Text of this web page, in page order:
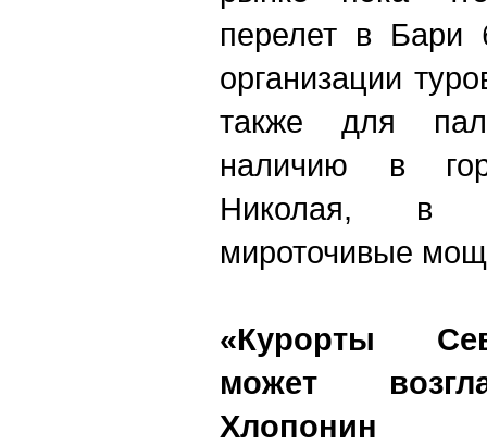
перелет в Бари
организации
также для
наличию в
Николая, в
мироточивые
«Курорты
может
Хлопонин